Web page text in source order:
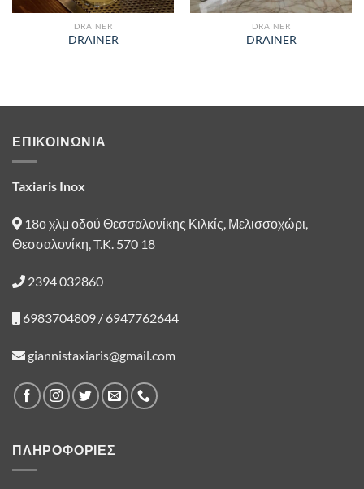
DRAINER
DRAINER
DRAINER
DRAINER
ΕΠΙΚΟΙΝΩΝΙΑ
Taxiaris Inox
18ο χλμ οδού Θεσσαλονίκης Κιλκίς, Μελισσοχώρι,
Θεσσαλονίκη, T.K. 570 18
2394 032860
6983704809 / 6947762644
giannistaxiaris@gmail.com
ΠΛΗΡΟΦΟΡΙΕΣ